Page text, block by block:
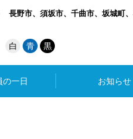
長野市、須坂市、千曲市、坂城町
白 青 黒
の一日 お知らせ